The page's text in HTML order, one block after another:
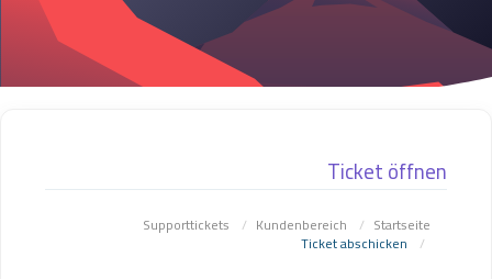
Ticket öffnen
Startseite
Kundenbereich
Supporttickets